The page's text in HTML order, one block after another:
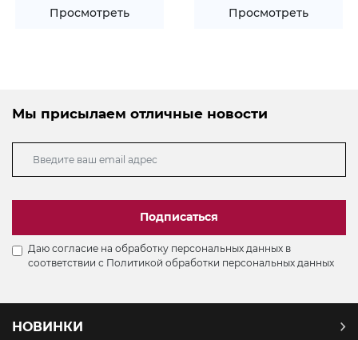
Просмотреть Просмотреть
Мы присылаем отличные новости
Подписаться
Даю согласие на обработку персональных данных в
соответствии с Политикой обработки персональных данных
НОВИНКИ